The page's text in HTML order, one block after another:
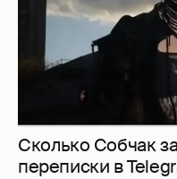
Сколько Собчак
перeписки в